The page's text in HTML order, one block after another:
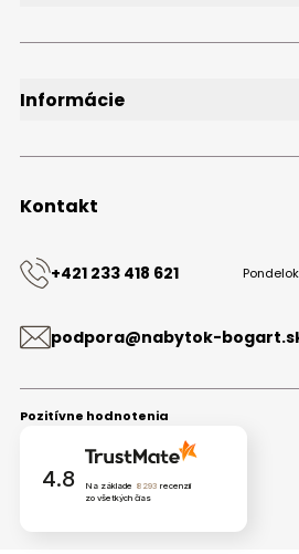
Bezplatné vzorky
Informácie
Obchodné podmienky
Kontakt
Kontakt
+421 233 418 621
podpora@nabytok-
Pozitívne hodnotenia
4.8 Na základe 8293 recenzií
zo všetkých čias